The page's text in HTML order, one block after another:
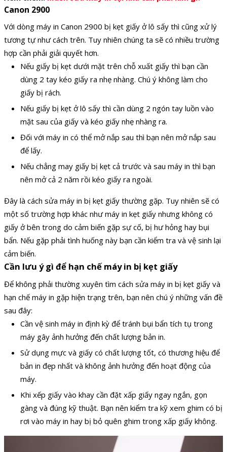
Canon 2900
Với dòng máy in Canon 2900 bị kẹt giấy ở lô sấy thì cũng xử lý
tương tự như cách trên. Tuy nhiên chúng ta sẽ có nhiều trường
hợp cần phải giải quyết hơn.
Nếu giấy bị kẹt dưới mặt trên chỗ xuất giấy thì bạn cần
dùng 2 tay kéo giấy ra nhẹ nhàng. Chú ý không làm cho
giấy bị rách.
Nếu giấy bị kẹt ở lô sấy thì cần dùng 2 ngón tay luồn vào
mặt sau của giấy và kéo giấy nhẹ nhàng ra.
Đối với máy in có thể mở nắp sau thì bạn nên mở nắp sau
để lấy.
Nếu chẳng may giấy bị kẹt cả trước và sau máy in thì bạn
nên mở cả 2 năm rồi kéo giấy ra ngoài.
Đây là cách sửa máy in bị kẹt giấy thường gặp. Tuy nhiên sẽ có
một số trường hợp khác như máy in kẹt giấy nhưng không có
giấy ở bên trong do cảm biến gặp sự cố, bị hư hỏng hay bụi
bẩn. Nếu gặp phải tình huống này bạn cần kiểm tra và vệ sinh lại
cảm biến.
Cần lưu ý gì để hạn chế máy in bị kẹt giấy
Để không phải thường xuyên tìm cách sửa máy in bị kẹt giấy và
hạn chế máy in gặp hiện trạng trên, bạn nên chú ý những vấn đề
sau đây:
Cần vệ sinh máy in định kỳ để tránh bụi bẩn tích tụ trong
máy gây ảnh hưởng đến chất lượng bản in.
Sử dụng mực và giấy có chất lượng tốt, có thương hiệu để
bản in đẹp nhất và không ảnh hưởng đến hoạt động của
máy.
Khi xếp giấy vào khay cần đặt xấp giấy ngay ngắn, gọn
gàng và đúng kỹ thuật. Bạn nên kiểm tra kỹ xem ghim có bị
rơi vào máy in hay bị bỏ quên ghim trong xấp giấy không.